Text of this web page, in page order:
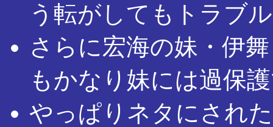
う転がしてもトラブ
さらに宏海の妹・伊
もかなり妹には過保
やっぱりネタにされ